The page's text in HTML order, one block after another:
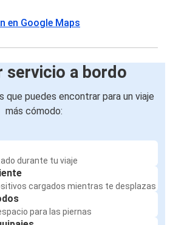
en Google Maps
servicio a bordo
que puedes encontrar para un viaje
más cómodo:
durante tu viaje
cargados mientras te desplazas
para las piernas